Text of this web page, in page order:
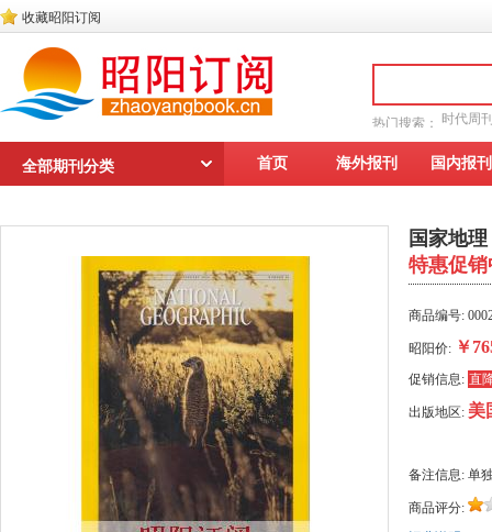
收藏昭阳订阅
热门搜索： 时代周
读者文摘
全部期刊分类 首页 海外报刊 国内报刊
国家地
特惠促
商品编号:
昭阳价: ￥
促销信息: 直
出版地区: 美
备注信息: 单
商品评分: